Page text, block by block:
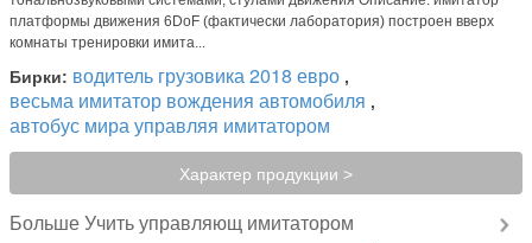
платформы движения 6DoF (фактически лаборатория) построен вверх
комнаты тренировки имита...
Бирки: водитель грузовика 2018 евро ,
весьма имитатор вождения автомобиля ,
автобус мира управляя имитатором
Характер продукции >
Больше Учить управляющ имитатором